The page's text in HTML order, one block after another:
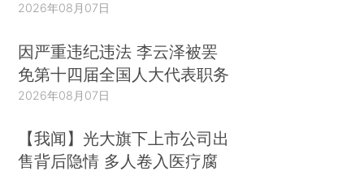
2026年08月07日
因严重违纪违法 李云泽被罢
免第十四届全国人大代表职务
2026年08月07日
【我闻】光大旗下上市公司出
售背后隐情 多人卷入医疗腐